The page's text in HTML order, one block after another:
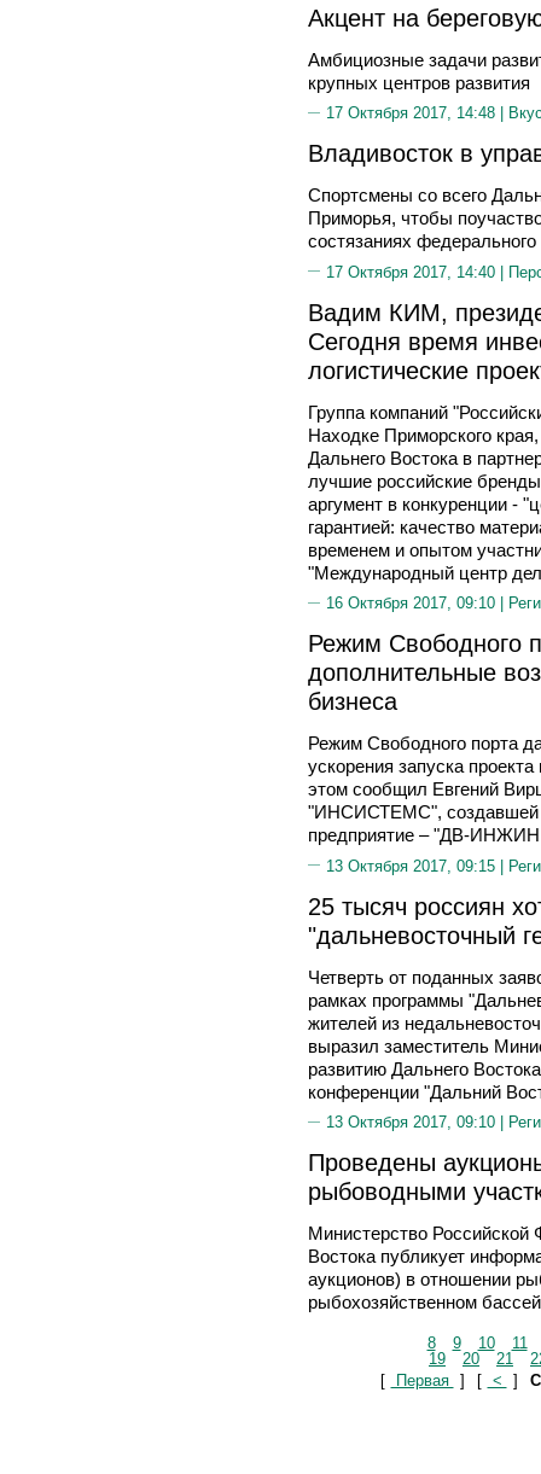
Акцент на
Амбициозные задачи
крупных центров развития
17 Октября 2017, 14:48 |
Владивосток в
Спортсмены со всего
Приморья, чтобы
состязаниях федерального
17 Октября 2017, 14:40 |
Вадим КИМ,
Сегодня время
логистические
Группа компаний
Находке Приморского
Дальнего Востока в
лучшие российские
аргумент в конкуренции -
гарантией: качество
временем и опытом
"Международный центр
16 Октября 2017, 09:10 |
Режим Свободного
дополнительные
бизнеса
Режим Свободного порта
ускорения запуска
этом сообщил Евгений
"ИНСИСТЕМС", создавшей
предприятие – "ДВ-
13 Октября 2017, 09:15 |
25 тысяч россиян
"дальневосточный
Четверть от поданных
рамках программы
жителей из
выразил заместитель
развитию Дальнего
конференции "Дальний
13 Октября 2017, 09:10 |
Проведены
рыбоводными
Министерство Российской
Востока публикует
аукционов) в отношении
рыбохозяйственном
8 9 10
11
19
20 21
[
Первая ] [ < ]